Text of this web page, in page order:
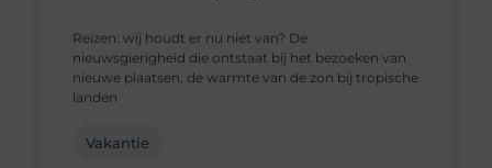
Reizen: wij houdt er nu niet van? De
nieuwsgierigheid die ontstaat bij het bezoeken van
nieuwe plaatsen, de warmte van de zon bij tropische
landen
Vakantie